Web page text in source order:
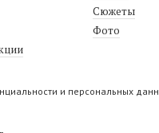
Сюжеты
Фото
и персональных